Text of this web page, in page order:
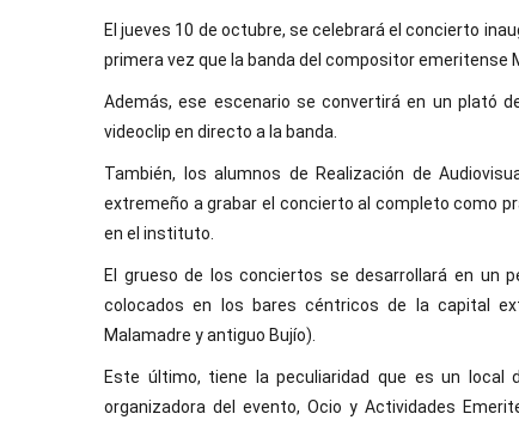
El jueves 10 de octubre, se celebrará el concierto
primera vez que la banda del compositor emeritense
Además, ese escenario se convertirá en un plató
videoclip en directo a la banda.
También, los alumnos de Realización de
extremeño a grabar el concierto al completo como
en el instituto.
El grueso de los conciertos se desarrollará en un
colocados en los bares céntricos de la capital
Malamadre y antiguo Bujío).
Este último, tiene la peculiaridad que es un local
organizadora del evento, Ocio y Actividades